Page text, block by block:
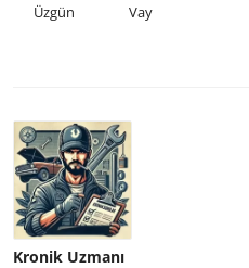
Üzgün Vay
Kronik Uzmanı